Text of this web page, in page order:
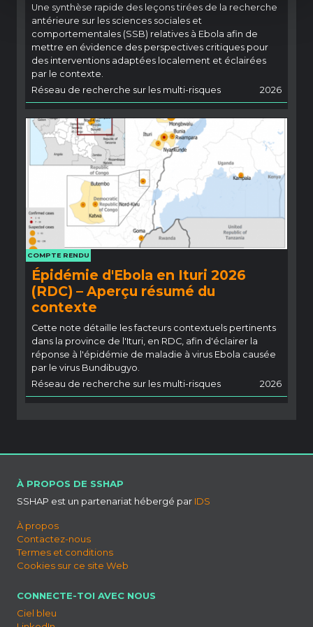
Une synthèse rapide des leçons tirées de la recherche
antérieure sur les sciences sociales et
comportementales (SSB) relatives à Ebola afin de
mettre en évidence des perspectives critiques pour
des interventions adaptées localement et éclairées
par le contexte.
Réseau de recherche sur les multi-risques
2026
COMPTE RENDU
Épidémie d'Ebola en Ituri 2026
(RDC) – Aperçu résumé du
contexte
Cette note détaille les facteurs contextuels pertinents
dans la province de l'Ituri, en RDC, afin d'éclairer la
réponse à l'épidémie de maladie à virus Ebola causée
par le virus Bundibugyo.
Réseau de recherche sur les multi-risques
2026
À PROPOS DE SSHAP
SSHAP est un partenariat hébergé par IDS
À propos
Contactez-nous
Termes et conditions
Cookies sur ce site Web
CONNECTE-TOI AVEC NOUS
Ciel bleu